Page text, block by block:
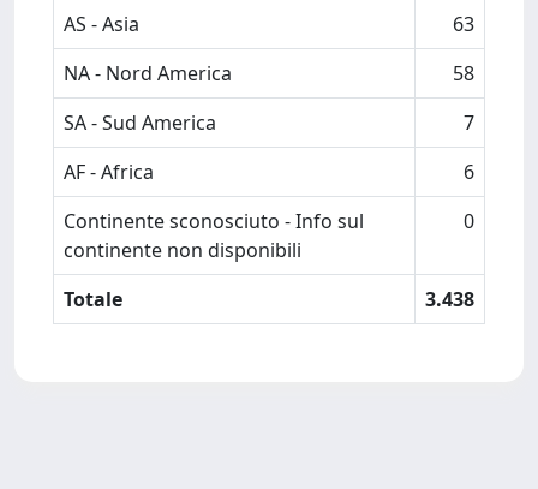
AS - Asia
63
NA - Nord America
58
SA - Sud America
7
AF - Africa
6
Continente sconosciuto - Info sul
continente non disponibili
0
Totale 3.438